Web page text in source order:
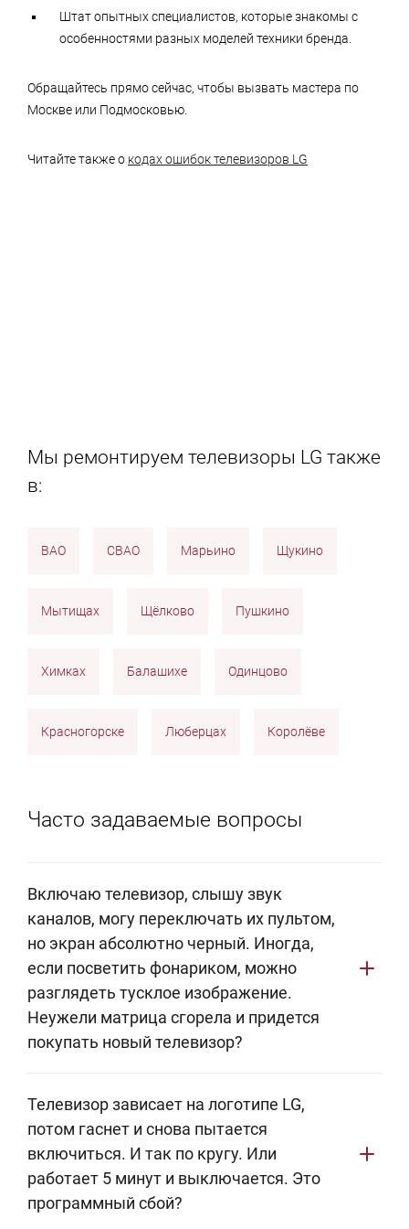
Штат опытных специалистов, которые знакомы с
особенностями разных моделей техники бренда.
Обращайтесь прямо сейчас, чтобы вызвать мастера по
Москве или Подмосковью.
Читайте также о кодах ошибок телевизоров LG
Мы ремонтируем телевизоры LG также
в:
ВАО СВАО Марьино Щукино
Мытищах Щёлково Пушкино
Химках Балашихе Одинцово
Красногорске Люберцах Королёве
Часто задаваемые вопросы
Включаю телевизор, слышу звук
каналов, могу переключать их пультом,
но экран абсолютно черный. Иногда,
если посветить фонариком, можно
разглядеть тусклое изображение.
Неужели матрица сгорела и придется
покупать новый телевизор?
ЖК-телевизоров LG (серий LB, LF, UJ и других).
Хорошая новость: сама матрица (экран,
формирующий изображение) в 90% случаев жива.
Проблема, скорее всего, кроется в подсветке.
Светодиоды, расположенные за экраном,
Телевизор зависает на логотипе LG,
потом гаснет и снова пытается
включиться. И так по кругу. Или
работает 5 минут и выключается. Это
программный сбой?